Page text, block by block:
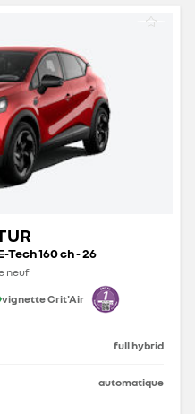
160 ch - 26
neuf
vignette Crit'Air
full hybrid
automatique